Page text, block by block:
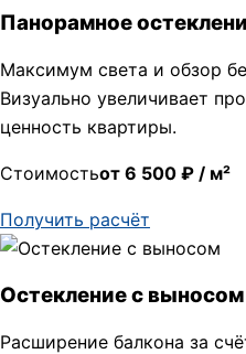
Панорамное
Максимум света и обзор
Визуально увеличивает
ценность квартиры.
Стоимостьот 6 500 ₽ / м²
Получить расчёт
Остекление с выносом
Расширение балкона за